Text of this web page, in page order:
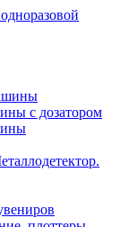
с дозатором